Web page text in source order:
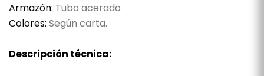
Armazón: Tubo acerado
Colores: Según carta.
Descripción técnica: